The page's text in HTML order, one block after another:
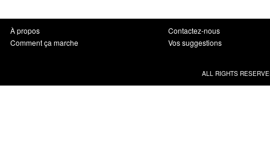
À propos
Comment ça marche
Contactez-nous
Vos suggestions
ALL RIGHTS